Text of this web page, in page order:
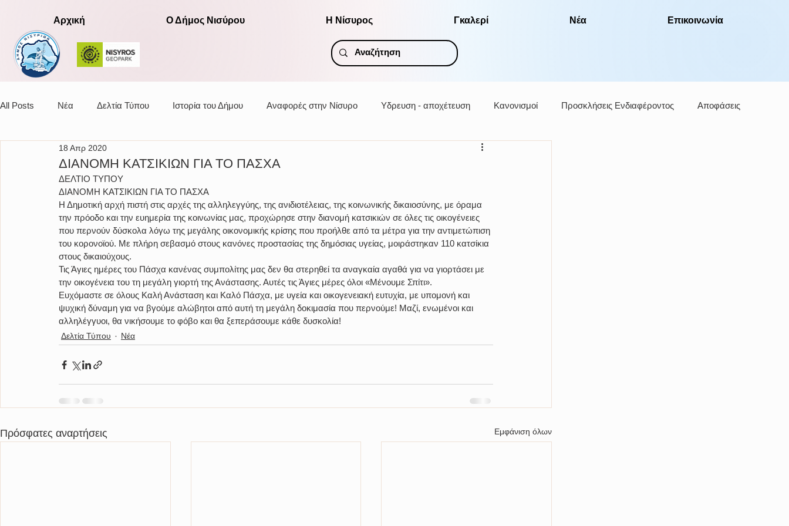
Αρχική Ο Δήμος Νισύρου Η Νίσυρος Γκαλερί Νέα Επικοινωνία
All Posts Νέα Δελτία Τύπου Ιστορία του Δήμου Αναφορές στην Νίσυρο Υδρευση - αποχέτευση Κανονισμοί Προσκλήσεις Ενδιαφέροντος Αποφάσεις
Αποφάσεις οικονομικής επιτροπής
ΔΙΑΝΟΜΗ ΚΑΤΣΙΚΙΩΝ ΓΙΑ ΤΟ ΠΑΣΧΑ
18 Απρ 2020
ΔΕΛΤΙΟ ΤΥΠΟΥ
ΔΙΑΝΟΜΗ ΚΑΤΣΙΚΙΩΝ ΓΙΑ ΤΟ ΠΑΣΧΑ
Η Δημοτική αρχή πιστή στις αρχές της αλληλεγγύης, της ανιδιοτέλειας, της κοινωνικής δικαιοσύνης, με όραμα
την πρόοδο και την ευημερία της κοινωνίας μας, προχώρησε στην διανομή κατσικιών σε όλες τις οικογένειες
που περνούν δύσκολα λόγω της μεγάλης οικονομικής κρίσης που προήλθε από τα μέτρα για την αντιμετώπιση
του κορονοϊού. Με πλήρη σεβασμό στους κανόνες προστασίας της δημόσιας υγείας, μοιράστηκαν 110 κατσίκια
στους δικαιούχους.
Τις Άγιες ημέρες του Πάσχα κανένας συμπολίτης μας δεν θα στερηθεί τα αναγκαία αγαθά για να γιορτάσει με
την οικογένεια του τη μεγάλη γιορτή της Ανάστασης. Αυτές τις Άγιες μέρες όλοι «Μένουμε Σπίτι».
Ευχόμαστε σε όλους Καλή Ανάσταση και Καλό Πάσχα, με υγεία και οικογενειακή ευτυχία, με υπομονή και
ψυχική δύναμη για να βγούμε αλώβητοι από αυτή τη μεγάλη δοκιμασία που περνούμε! Μαζί, ενωμένοι και
αλληλέγγυοι, θα νικήσουμε το φόβο και θα ξεπεράσουμε κάθε δυσκολία!
Δελτία Τύπου Νέα
Πρόσφατες αναρτήσεις Εμφάνιση όλων